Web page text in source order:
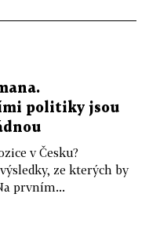
politiky jsou
v Česku?
ze kterých by
prvním...